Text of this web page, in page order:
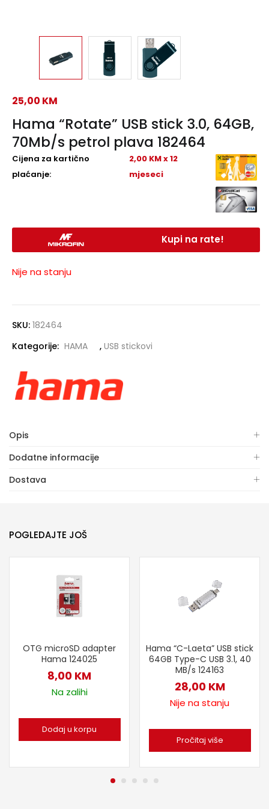
Hama “Rotate” USB stick 3.0, 64GB,
70Mb/s petrol plava 182464
25,00 KM
Cijena za kartično
plaćanje:
2,00 KM x 12
mjeseci
Kupi na rate!
Nije na stanju
SKU: 182464
Kategorije: HAMA , USB stickovi
Opis
Dodatne informacije
Dostava
POGLEDAJTE JOŠ
OTG microSD adapter
Hama 124025
8,00 KM
Na zalihi
Dodaj u korpu
Hama “C-Laeta” USB stick
64GB Type-C USB 3.1, 40
MB/s 124163
28,00 KM
Nije na stanju
Pročitaj više